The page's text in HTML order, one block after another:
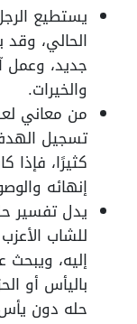
يستطيع
الحالي،
جديد، وعمل
والخيرات.
من معاني
تسجيل
كثيرًا،
إنهائه
يدل تفسير
للشاب
إليه،
باليأس أو
حله دون